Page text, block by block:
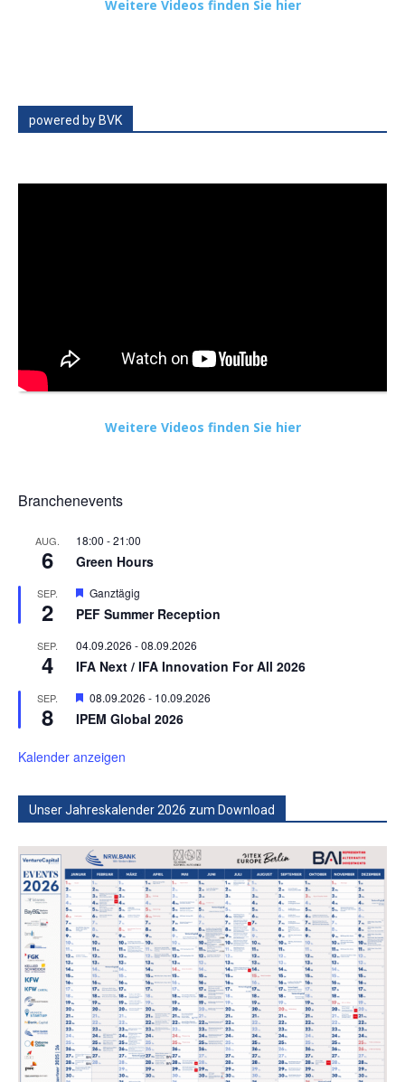
Weitere Videos finden Sie hier
powered by BVK
Weitere Videos finden Sie hier
Branchenevents
AUG.
6
18:00 -21:00
Green Hours
SEP.
2
Hervorgehoben
Ganztägig
PEF Summer Reception
SEP.
4
04.09.2026 -08.09.2026
IFA Next / IFA Innovation For All 2026
SEP.
8
Hervorgehoben
08.09.2026 - 10.09.2026
IPEM Global 2026
Kalender anzeigen
Unser Jahreskalender 2026 zum Download